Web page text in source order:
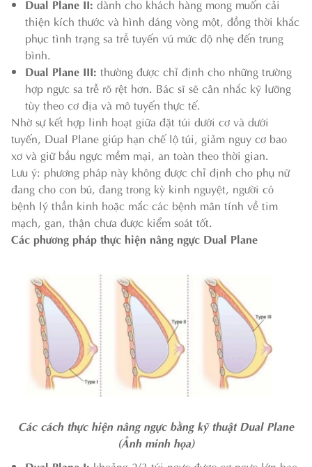
Dual Plane II: dành cho khách hàng mong muốn cải
thiện kích thước và hình dáng vòng một, đồng thời khắc
phục tình trạng sa trễ tuyến vú mức độ nhẹ đến trung
bình.
Dual Plane III: thường được chỉ định cho những trường
hợp ngực sa trễ rõ rệt hơn. Bác sĩ sẽ cân nhắc kỹ lưỡng
tùy theo cơ địa và mô tuyến thực tế.
Nhờ sự kết hợp linh hoạt giữa đặt túi dưới cơ và dưới
tuyến, Dual Plane giúp hạn chế lộ túi, giảm nguy cơ bao
xơ và giữ bầu ngực mềm mại, an toàn theo thời gian.
Lưu ý: phương pháp này không được chỉ định cho phụ nữ
đang cho con bú, đang trong kỳ kinh nguyệt, người có
bệnh lý thần kinh hoặc mắc các bệnh mãn tính về tim
mạch, gan, thận chưa được kiểm soát tốt.
Các phương pháp thực hiện nâng ngực Dual Plane
Các cách thực hiện nâng ngực bằng kỹ thuật Dual Plane
(Ảnh minh họa)